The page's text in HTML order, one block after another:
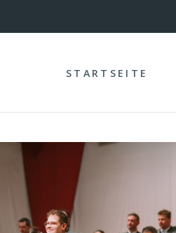
STARTSEITE